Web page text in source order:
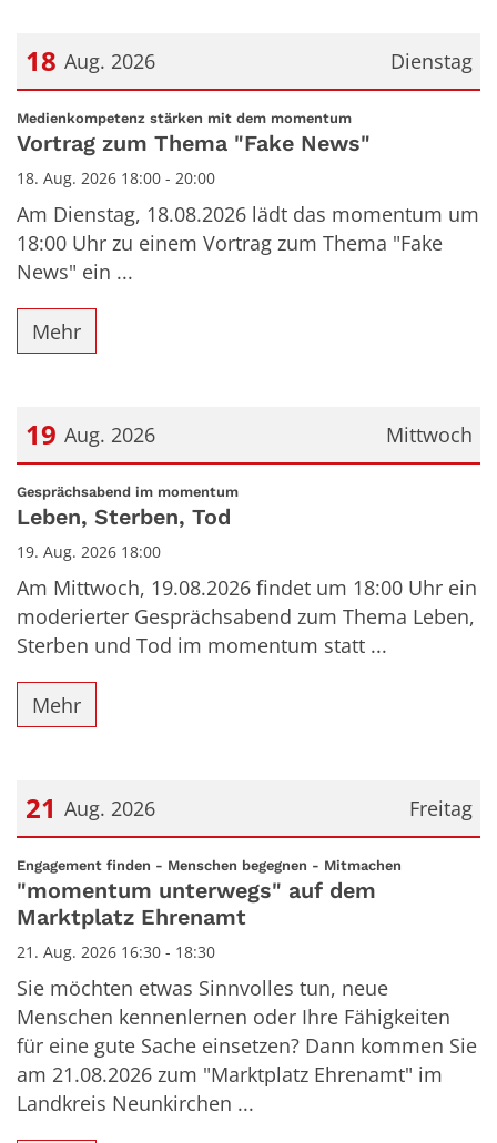
Dienstag
18 Aug. 2026
Datum: 18. August 2026
Medienkompetenz stärken mit dem momentum:
Vortrag zum Thema "Fake News"
18. Aug. 2026 18:00 - 20:00
Am Dienstag, 18.08.2026 lädt das momentum um
18:00 Uhr zu einem Vortrag zum Thema "Fake
News" ein ...
Mehr
Mittwoch
19 Aug. 2026
Datum: 19. August 2026
Gesprächsabend im momentum:
Leben, Sterben, Tod
19. Aug. 2026 18:00
Am Mittwoch, 19.08.2026 findet um 18:00 Uhr ein
moderierter Gesprächsabend zum Thema Leben,
Sterben und Tod im momentum statt ...
Mehr
Freitag
21 Aug. 2026
Datum: 21. August 2026
Engagement finden - Menschen begegnen - Mitmachen
"momentum unterwegs" auf dem
Marktplatz Ehrenamt
21. Aug. 2026 16:30 - 18:30
Sie möchten etwas Sinnvolles tun, neue
Menschen kennenlernen oder Ihre Fähigkeiten
für eine gute Sache einsetzen? Dann kommen Sie
am 21.08.2026 zum "Marktplatz Ehrenamt" im
Landkreis Neunkirchen ...